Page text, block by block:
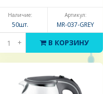
Наличие:
50шт.
Артикул:
MR-037-GREY
+ В КОРЗИНУ